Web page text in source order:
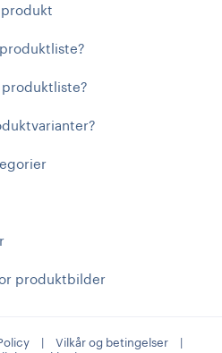
produkt
produktbilder
| Vilkår og betingelser
|